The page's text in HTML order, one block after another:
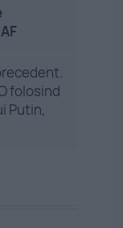
folosind
Putin,